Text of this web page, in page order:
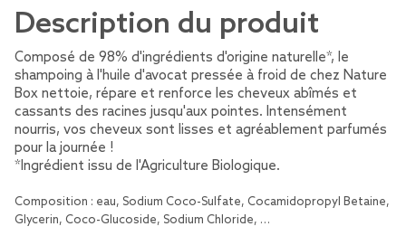
Description du produit
Composé de 98% d'ingrédients d'origine naturelle*, le
shampoing à l'huile d'avocat pressée à froid de chez Nature
Box nettoie, répare et renforce les cheveux abîmés et
cassants des racines jusqu'aux pointes. Intensément
nourris, vos cheveux sont lisses et agréablement parfumés
pour la journée !
*Ingrédient issu de l'Agriculture Biologique.
Composition : eau, Sodium Coco-Sulfate, Cocamidopropyl Betaine,
Glycerin, Coco-Glucoside, Sodium Chloride, …